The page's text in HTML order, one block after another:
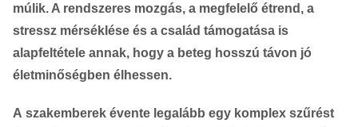
múlik. A rendszeres mozgás, a megfelelő étrend, a
stressz mérséklése és a család támogatása is
alapfeltétele annak, hogy a beteg hosszú távon jó
életminőségben élhessen.
A szakemberek évente legalább egy komplex szűrést